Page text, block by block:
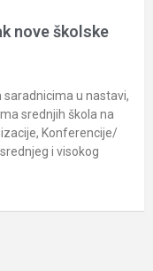
nove školske
u nastavi,
srednjih škola na
Konferencije/
i visokog